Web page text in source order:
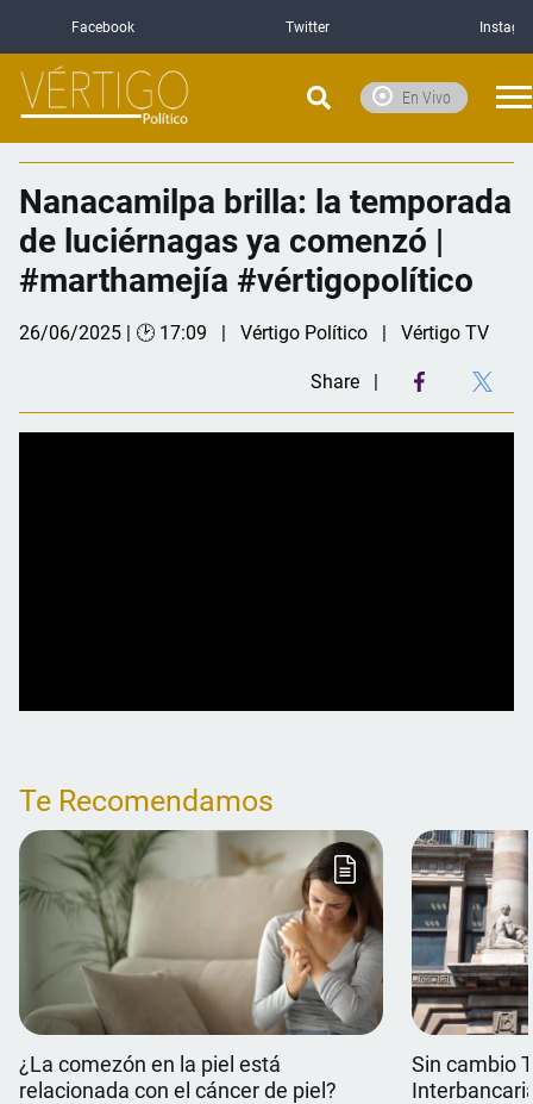
Facebook Twitter
En Vivo
Nanacamilpa brilla: la temporada
de luciérnagas ya comenzó |
#marthamejía #vértigopolítico
26/06/2025 | 🕑 17:09 Vértigo Político Vértigo TV
Share
Te Recomendamos
¿La comezón en la piel está
relacionada con el cáncer de piel?
Sin cambio